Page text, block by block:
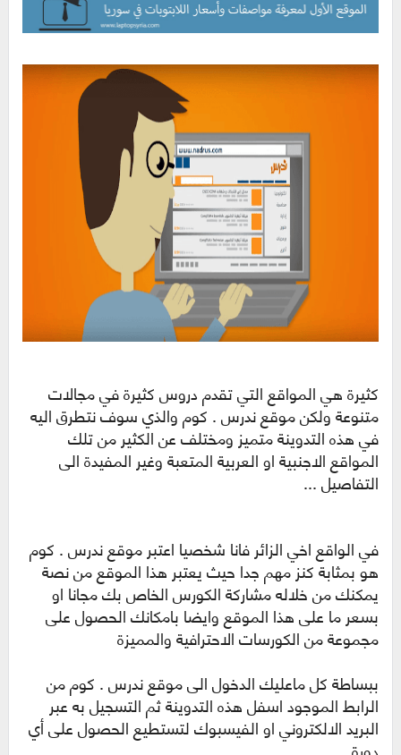
كثيرة هي المواقع التي تقدم دروس كثيرة في مجالات
متنوعة ولكنموقع ندرس . كوموالذي سوف نتطرق اليه
في هذه التدوينة متميز ومختلف عن الكثير من تلك
المواقع الاجنبية او العربية المتعبة وغير المفيدة الى
التفاصيل ...
في الواقع اخي الزائر فانا شخصيا اعتبرموقع ندرس . كوم
هو بمثابة كنزمهم جدا حيث يعتبر هذا الموقع من نصة
يمكنك من خلاله مشاركة الكورس الخاص بك مجانا او
بسعر ما على هذا الموقع وايضا بامكانك الحصول على
مجموعة من الكورسات الاحترافية والمميزة
ببساطة كل ماعليك الدخول الى موقع ندرس . كوم من
الرابط الموجود اسفل هذه التدوينة ثم التسجيل به عبر
البريد الالكتروني او الفيسبوك لتستطيع الحصول على أي